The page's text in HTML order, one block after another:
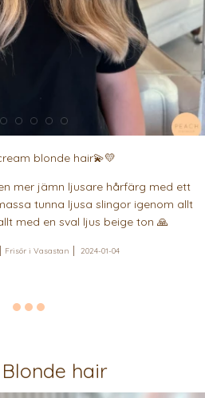
blonde hair💫💛
mer jämn ljusare hårfärg med ett
tunna ljusa slingor igenom allt
med en sval ljus beige ton 🙏
Frisör i Vasastan 2024-01-04
hair